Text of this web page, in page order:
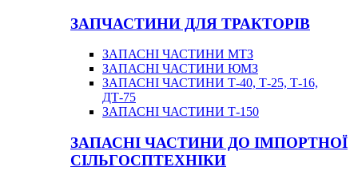
ЗАПЧАСТИНИ ДЛЯ ТРАКТОРІВ
ЗАПАСНІ ЧАСТИНИ МТЗ
ЗАПАСНІ ЧАСТИНИ ЮМЗ
ЗАПАСНІ ЧАСТИНИ Т-40, Т-25, Т-16,
ДТ-75
ЗАПАСНІ ЧАСТИНИ Т-150
ЗАПАСНІ ЧАСТИНИ ДО ІМПОРТНОЇ
СІЛЬГОСПТЕХНІКИ